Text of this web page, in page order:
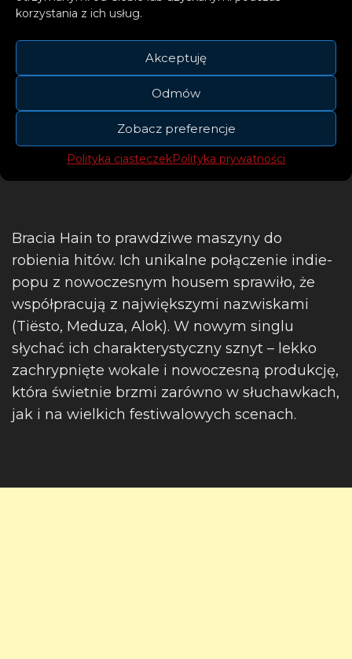
korzystania z ich usług.
Akceptuję
Odmów
Zobacz preferencje
Polityka ciasteczekPolityka prywatności
Bracia Hain to prawdziwe maszyny do
robienia hitów. Ich unikalne połączenie indie-
popu z nowoczesnym housem sprawiło, że
współpracują z największymi nazwiskami
(Tiësto, Meduza, Alok). W nowym singlu
słychać ich charakterystyczny sznyt – lekko
zachrypnięte wokale i nowoczesną produkcję,
która świetnie brzmi zarówno w słuchawkach,
jak i na wielkich festiwalowych scenach.